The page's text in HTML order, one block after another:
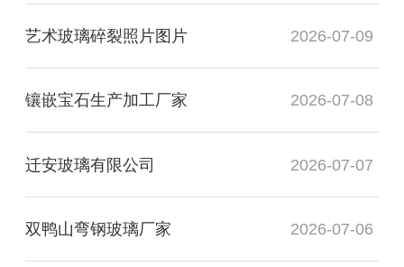
艺术玻璃碎裂照片图片 2026-07-09
镶嵌宝石生产加工厂家 2026-07-08
迁安玻璃有限公司 2026-07-07
双鸭山弯钢玻璃厂家 2026-07-06